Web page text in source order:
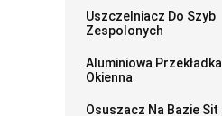
Uszczelniacz Do Szyb
Zespolonych
Aluminiowa Przekładka
Okienna
Osuszacz Na Bazie Sit